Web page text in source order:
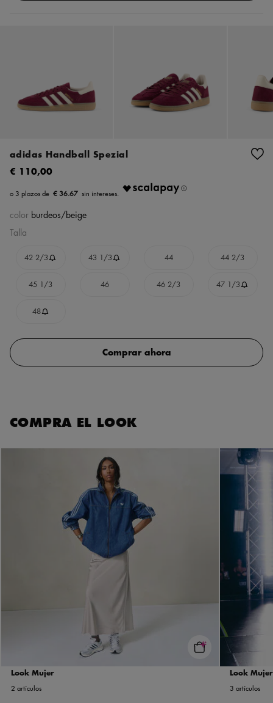
adidas Handball Spezial
€ 110,00
€ 36.67
color burdeos/beige
Talla
42 2/3 43 1/3 44 44 2/3
45 1/3 46 46 2/3 47 1/3
48
Comprar ahora
COMPRA EL LOOK
Look Mujer
2 artículos
Look Mujer
3 artículos